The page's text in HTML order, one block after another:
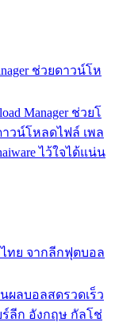
ช่วยดาวน์โห
Manager ช่วยโ
าวน์โหลดไฟล์ เพล
ไว้ใจได้แน่น
ไทย จากลีกฟุตบอล
ผลบอลสดรวดเร็ว
ลีก อังกฤษ กัลโช่